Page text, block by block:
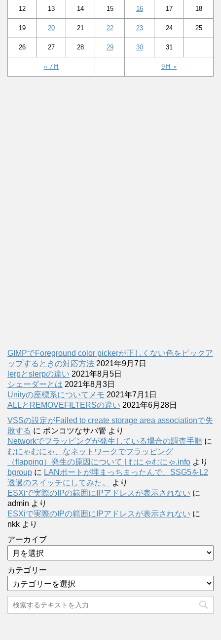
« 7月 9月 »
12 13 14 15 16 17 18
19 20 21 22 23 24 25
26 27 28 29 30 31
GIMPでForeground color pickerが正しくない色をピックア
ップするときの対応方法 2021年9月7日
lerpとslerpの違い 2021年8月5日
シェーダーとは 2021年8月3日
Unityの座標系についてメモ 2021年7月1日
ALLとREMOVEFILTERSの違い 2021年6月28日
VSSの設定がFailed to create storage area associationで失
敗する に ポンコツなサバ管 より
Networkでフラッピングが発生している場合の調査手順 に
むにゃむにゃ、なネットワークでフラッピング
（flapping）発生の原因について | むにゃむにゃ.info より
bgroup に LANポートが埋まっちまったんで、SSG5をL2
透過のスイッチにしてみた。
より
ESXiで実際のIPの範囲にIPアドレスが表示されない に
admin より
ESXiで実際のIPの範囲にIPアドレスが表示されない に
nkk より
アーカイブ
カテゴリー